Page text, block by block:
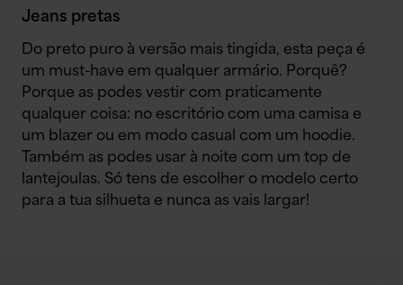
Jeans pretas
Do preto puro à versão mais tingida, esta peça é
um must-have em qualquer armário. Porquê?
Porque as podes vestir com praticamente
qualquer coisa: no escritório com uma camisa e
um blazer ou em modo casual com um hoodie.
Também as podes usar à noite com um top de
lantejoulas. Só tens de escolher o modelo certo
para a tua silhueta e nunca as vais largar!